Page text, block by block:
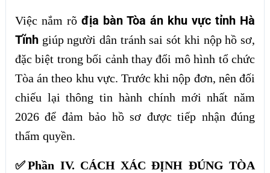
Việc nắm rõ địa bàn Tòa án khu vực tỉnh Hà
Tĩnhgiúp người dân tránh sai sót khi nộp hồ sơ,
đặc biệt trong bối cảnh thay đổi mô hình tổ chức
Tòa án theo khu vực. Trước khi nộp đơn, nên đối
chiếu lại thông tin hành chính mới nhất năm
2026 để đảm bảo hồ sơ được tiếp nhận đúng
thẩm quyền.
✅Phần IV. CÁCH XÁC ĐỊNH ĐÚNG TÒA